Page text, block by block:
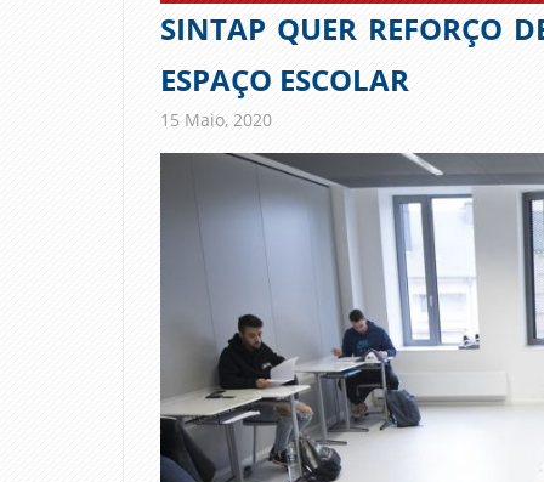
SINTAP QUER REFORÇO
ESPAÇO ESCOLAR
15 Maio, 2020